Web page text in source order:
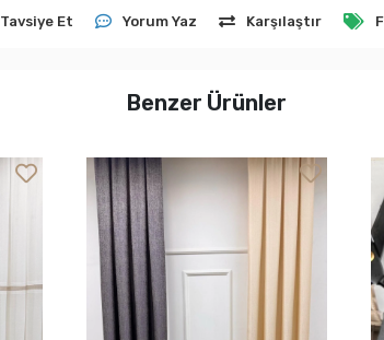
Tavsiye Et Yorum Yaz Karşılaştır
Benzer Ürünler